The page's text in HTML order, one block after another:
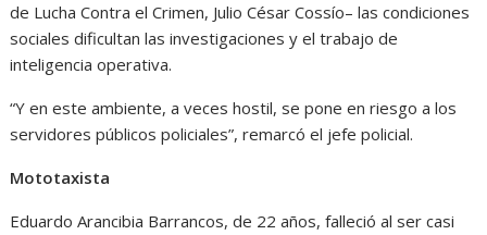
de Lucha Contra el Crimen, Julio César Cossío– las condiciones
sociales dificultan las investigaciones y el trabajo de
inteligencia operativa.
“Y en este ambiente, a veces hostil, se pone en riesgo a los
servidores públicos policiales”, remarcó el jefe policial.
Mototaxista
Eduardo Arancibia Barrancos, de 22 años, falleció al ser casi